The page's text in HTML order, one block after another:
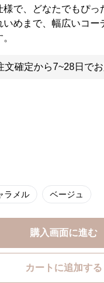
で、どなたでもぴっ
いめまで、幅広いコー
文確定から7~28日で
ラメル ベージュ
購入画面に進む
カートに追加する